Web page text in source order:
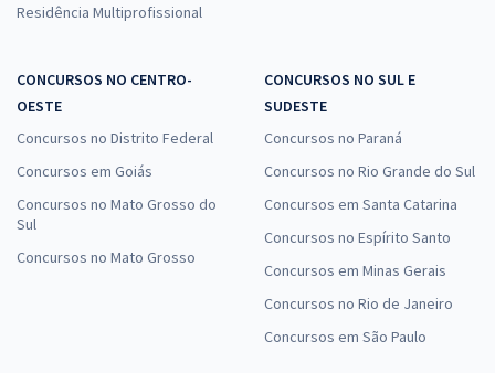
Residência Multiprofissional
CONCURSOS NO CENTRO-
OESTE
Concursos no Distrito Federal
Concursos em Goiás
Concursos no Mato Grosso do
Sul
Concursos no Mato Grosso
CONCURSOS NO SUL E
SUDESTE
Concursos no Paraná
Concursos no Rio Grande do Sul
Concursos em Santa Catarina
Concursos no Espírito Santo
Concursos em Minas Gerais
Concursos no Rio de Janeiro
Concursos em São Paulo